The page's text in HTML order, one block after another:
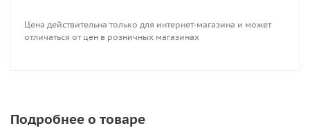
Цена действительна только для интернет-магазина и может
отличаться от цен в розничных магазинах
Подробнее о товаре